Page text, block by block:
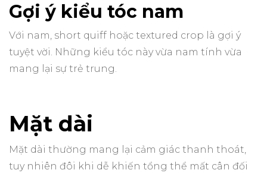
Gợi ý kiểu tóc nam
Với nam, short quiff hoặc textured crop là gợi ý
tuyệt vời. Những kiểu tóc này vừa nam tính vừa
mang lại sự trẻ trung.
Mặt dài
Mặt dài thường mang lại cảm giác thanh thoát,
tuy nhiên đôi khi dễ khiến tổng thể mất cân đối